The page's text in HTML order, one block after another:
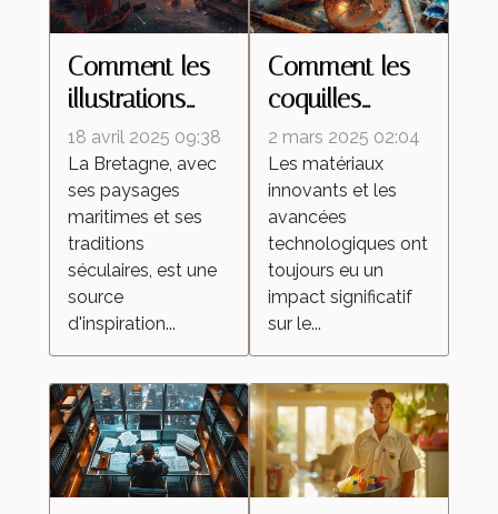
Comment les
illustrations
inspirées de la
Bretagne
célèbrent la
culture
régionale
18 avril 2025 09:38
La Bretagne, avec
ses paysages
maritimes et ses
traditions
séculaires, est une
source
d'inspiration...
Comment les
coquilles
d'œufs
améliorent les
peintures
réfléchissantes
2 mars 2025 02:04
Les matériaux
innovants et les
avancées
technologiques ont
toujours eu un
impact significatif
sur le...